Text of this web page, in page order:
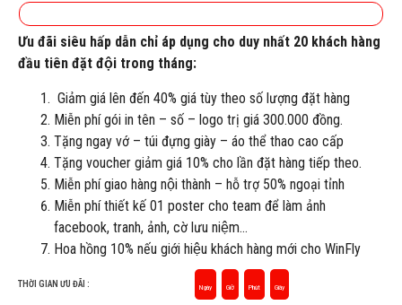
Ưu đãi siêu hấp dẫn chỉ áp dụng cho duy nhất 20 khách hàng
đầu tiên đặt đội trong tháng:
Giảm giá lên đến 40% giá tùy theo số lượng đặt hàng
Miễn phí gói in tên – số – logo trị giá 300.000 đồng.
Tặng ngay vớ – túi đựng giày – áo thể thao cao cấp
Tặng voucher giảm giá 10% cho lần đặt hàng tiếp theo.
Miễn phí giao hàng nội thành – hỗ trợ 50% ngoại tỉnh
Miễn phí thiết kế 01 poster cho team để làm ảnh
facebook, tranh, ảnh, cờ lưu niệm…
Hoa hồng 10% nếu giới hiệu khách hàng mới cho WinFly
THỜI GIAN ƯU ĐÃI : Ngày Giờ Phút Giây